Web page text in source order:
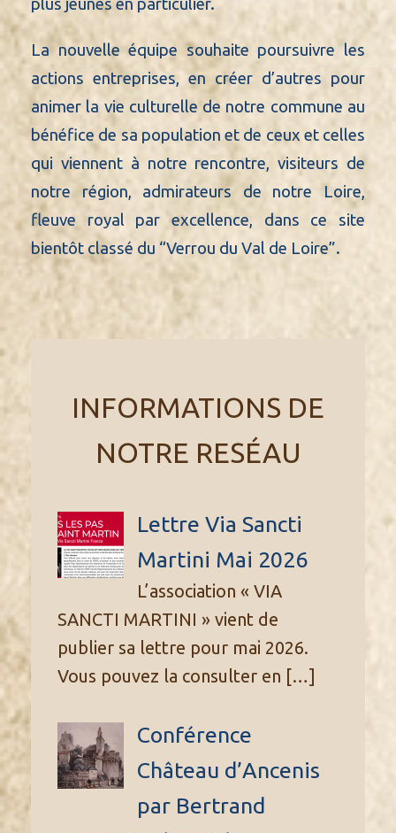
La nouvelle équipe souhaite poursuivre les
actions entreprises, en créer d’autres pour
animer la vie culturelle de notre commune au
bénéfice de sa population et de ceux et celles
qui viennent à notre rencontre, visiteurs de
notre région, admirateurs de notre Loire,
fleuve royal par excellence, dans ce site
bientôt classé du “Verrou du Val de Loire”.
INFORMATIONS DE
NOTRE RESÉAU
Lettre Via Sancti
Martini Mai 2026
L’association « VIA
SANCTI MARTINI » vient de
publier sa lettre pour mai 2026.
Vous pouvez la consulter en […]
Conférence
Château d’Ancenis
par Bertrand